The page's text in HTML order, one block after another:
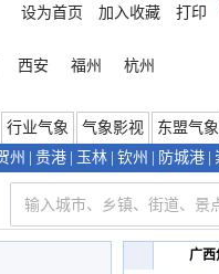
设为首页 加入收藏 打印
西安 福州 杭州
行业气象 气象影视 东盟气象
州 贵港 玉林 钦州 防城港
广西